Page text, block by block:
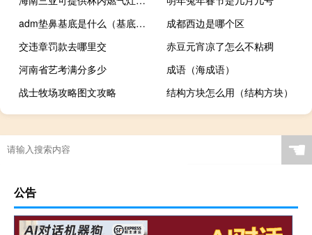
adm垫鼻基底是什么（基底是什么）
成都西边是哪个区
交违章罚款去哪里交
赤豆元宵凉了怎么不粘稠
河南省艺考满分多少
成语（海成语）
战士牧场攻略图文攻略
结构方块怎么用（结构方块）
☚
公告